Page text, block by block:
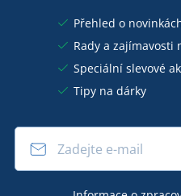
Přehled o
Rady a zajímavosti
Speciální slevové
Tipy na dárky